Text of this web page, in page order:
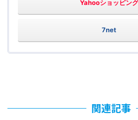
Yahooショッピング
7net
関連記事